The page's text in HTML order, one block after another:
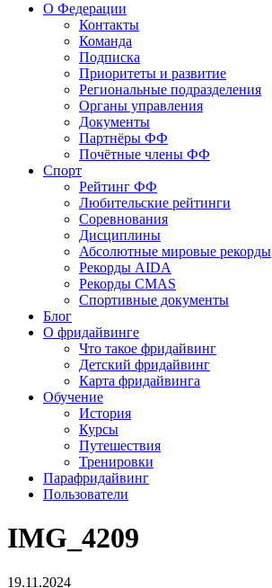
О Федерации
Контакты
Команда
Подписка
Приоритеты и развитие
Региональные подразделения
Органы управления
Документы
Партнёры ФФ
Почётные члены ФФ
Спорт
Рейтинг ФФ
Любительские рейтинги
Соревнования
Дисциплины
Абсолютные мировые рекорды
Рекорды AIDA
Рекорды CMAS
Спортивные документы
Блог
О фридайвинге
Что такое фридайвинг
Детский фридайвинг
Карта фридайвинга
Обучение
История
Курсы
Путешествия
Тренировки
Парафридайвинг
Пользователи
IMG_4209
19.11.2024